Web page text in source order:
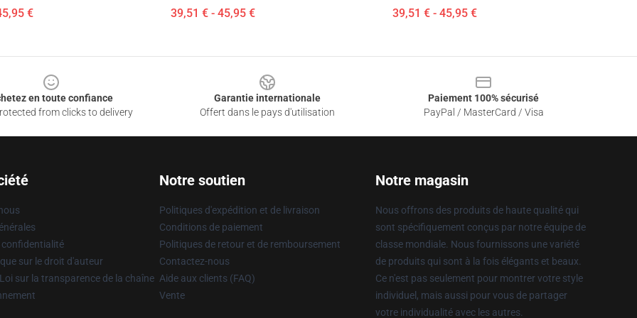
€ 39,51 € - 45,95 € 39,51 € - 45,95 €
en toute confiance
from clicks to delivery
Garantie internationale
Offert dans le pays d'utilisation
Paiement 100% sécurisé
PayPal / MasterCard / Visa
confidentialité
sur le droit d'auteur
sur la transparence de la chaîne
Notre soutien
Politiques d'expédition et de livraison
Conditions de paiement
Politiques de retour et de remboursement
Contactez-nous
Aide aux clients (FAQ)
Vente
Notre magasin
Nous offrons des produits de haute qualité qui
sont spécifiquement conçus par notre équipe de
classe mondiale. Nous fournissons une variété
de produits qui sont à la fois élégants et beaux.
Ce n'est pas seulement pour montrer votre style
individuel, mais aussi pour vous de partager
votre individualité avec les autres.